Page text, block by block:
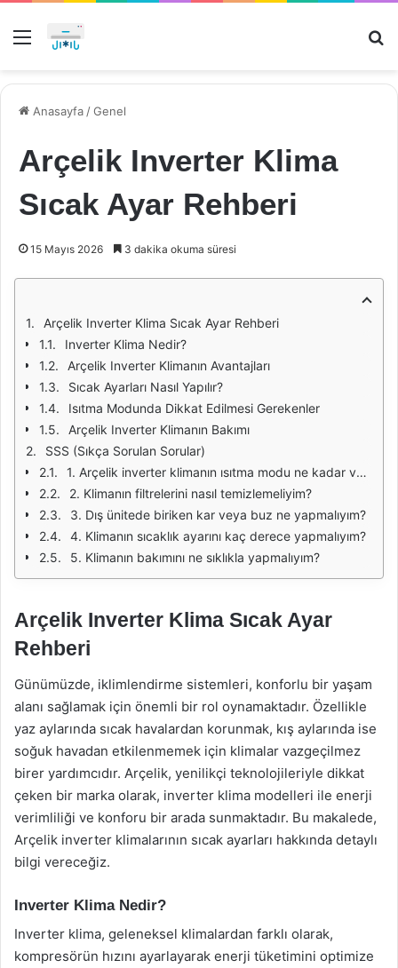
Menü
Anasayfa /Genel
Arçelik Inverter Klima
Sıcak Ayar Rehberi
15 Mayıs 2026 3 dakika okuma süresi
Arçelik Inverter Klima Sıcak Ayar Rehberi
Inverter Klima Nedir?
Arçelik Inverter Klimanın Avantajları
Sıcak Ayarları Nasıl Yapılır?
Isıtma Modunda Dikkat Edilmesi Gerekenler
Arçelik Inverter Klimanın Bakımı
SSS (Sıkça Sorulan Sorular)
1. Arçelik inverter klimanın ısıtma modu ne kadar verimlidir?
2. Klimanın filtrelerini nasıl temizlemeliyim?
3. Dış ünitede biriken kar veya buz ne yapmalıyım?
4. Klimanın sıcaklık ayarını kaç derece yapmalıyım?
5. Klimanın bakımını ne sıklıkla yapmalıyım?
Arçelik Inverter Klima Sıcak Ayar
Rehberi
Günümüzde, iklimlendirme sistemleri, konforlu bir yaşam
alanı sağlamak için önemli bir rol oynamaktadır. Özellikle
yaz aylarında sıcak havalardan korunmak, kış aylarında ise
soğuk havadan etkilenmemek için klimalar vazgeçilmez
birer yardımcıdır. Arçelik, yenilikçi teknolojileriyle dikkat
çeken bir marka olarak, inverter klima modelleri ile enerji
verimliliği ve konforu bir arada sunmaktadır. Bu makalede,
Arçelik inverter klimalarının sıcak ayarları hakkında detaylı
bilgi vereceğiz.
Inverter Klima Nedir?
Inverter klima, geleneksel klimalardan farklı olarak,
kompresörün hızını ayarlayarak enerji tüketimini optimize